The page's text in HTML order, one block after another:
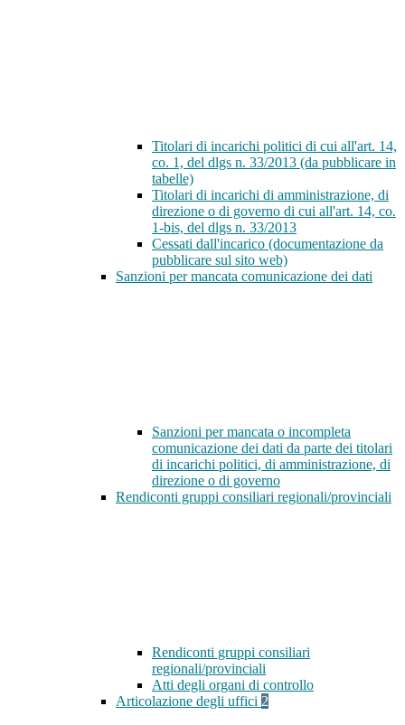
Titolari di incarichi politici di cui all'art. 14,
co. 1, del dlgs n. 33/2013 (da pubblicare in
tabelle)
Titolari di incarichi di amministrazione, di
direzione o di governo di cui all'art. 14, co.
1-bis, del dlgs n. 33/2013
Cessati dall'incarico (documentazione da
pubblicare sul sito web)
Sanzioni per mancata comunicazione dei dati
Sanzioni per mancata o incompleta
comunicazione dei dati da parte dei titolari
di incarichi politici, di amministrazione, di
direzione o di governo
Rendiconti gruppi consiliari regionali/provinciali
Rendiconti gruppi consiliari
regionali/provinciali
Atti degli organi di controllo
Articolazione degli uffici 2